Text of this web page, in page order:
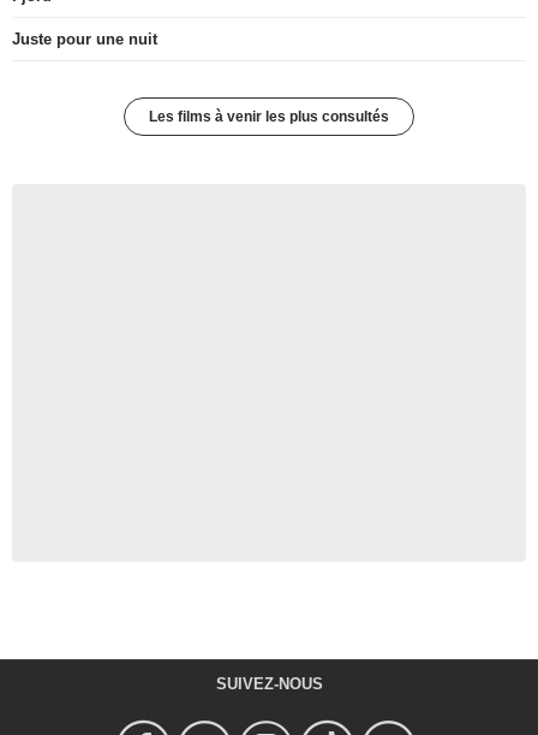
Juste pour une nuit
Les films à venir les plus consultés
SUIVEZ-NOUS